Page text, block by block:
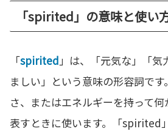
「spirited」の意味と使い
「spirited」は、「元気な」「気
ましい」という意味の形容詞で
さ、またはエネルギーを持って
表すときに使います。「spirited